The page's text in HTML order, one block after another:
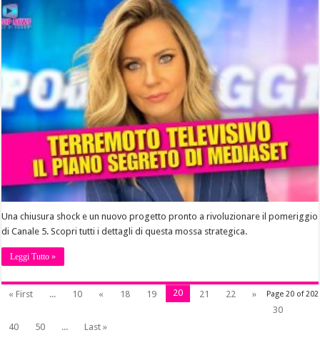
Una chiusura shock e un nuovo progetto pronto a rivoluzionare il pomeriggio
di Canale 5. Scopri tutti i dettagli di questa mossa strategica.
Leggi Tutto »
Page 20 of 202
« First ... 10 « 18 19 20 21 22
»
30
40
50 ... Last »